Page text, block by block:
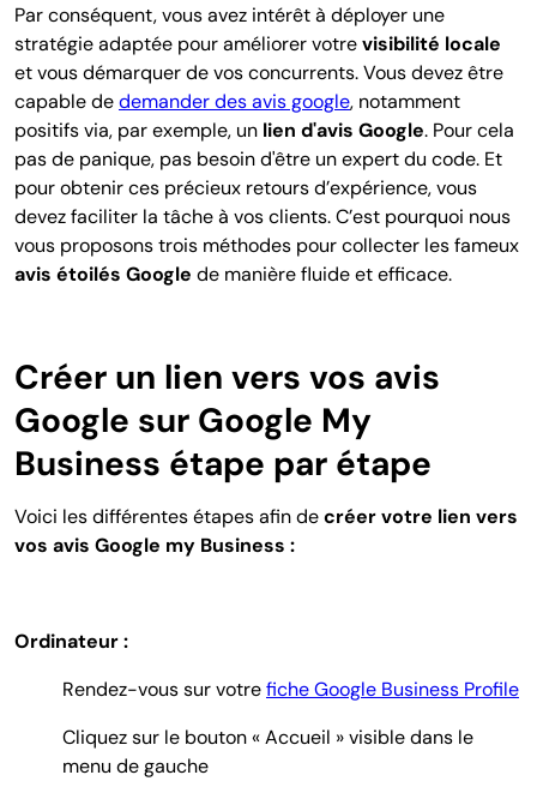
Par conséquent, vous avez intérêt à déployer une
stratégie adaptée pour améliorer votrevisibilité locale
et vous démarquer de vos concurrents. Vous devez être
capable dedemander des avis google, notamment
positifs via, par exemple, un lien d'avis Google. Pour cela
pas de panique, pas besoin d'être un expert du code. Et
pour obtenir ces précieux retours d’expérience, vous
devez faciliter la tâche à vos clients. C’est pourquoi nous
vous proposons trois méthodes pour collecter les fameux
avis étoilés Google de manière fluide et efficace.
Créer un lien vers vos avis
Google sur Google My
Business étape par étape
Voici les différentes étapes afin decréer votre lien vers
vos avis Google my Business :
Ordinateur :
Rendez-vous sur votrefiche Google Business Profile
Cliquez sur le bouton « Accueil » visible dans le
menu de gauche